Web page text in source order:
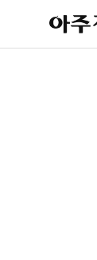
아
주
제